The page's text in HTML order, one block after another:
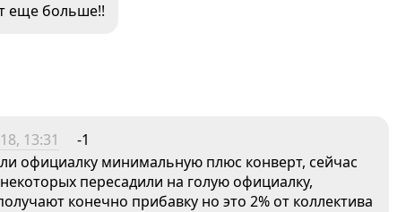
еще больше!!
13:31
-1
официалку минимальную плюс конверт, сейчас
пересадили на голую официалку,
конечно прибавку но это 2% от коллектива